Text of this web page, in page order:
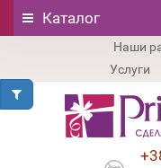
Наши
Услуги
Каталог